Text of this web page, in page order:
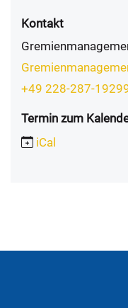
Kontakt
+49 228-287-
Termin zum
iCal